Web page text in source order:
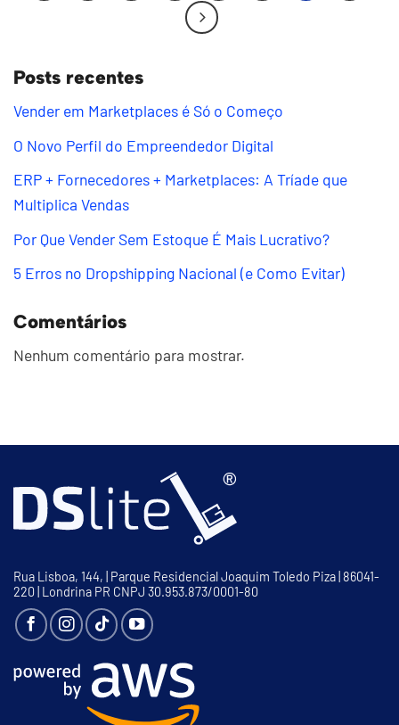
Posts recentes
Vender em Marketplaces é Só o Começo
O Novo Perfil do Empreendedor Digital
ERP + Fornecedores + Marketplaces: A Tríade que
Multiplica Vendas
Por Que Vender Sem Estoque É Mais Lucrativo?
5 Erros no Dropshipping Nacional (e Como Evitar)
Comentários
Nenhum comentário para mostrar.
Rua Lisboa, 144, | Parque Residencial Joaquim Toledo Piza | 86041-
220 | Londrina PR CNPJ 30.953.873/0001-80